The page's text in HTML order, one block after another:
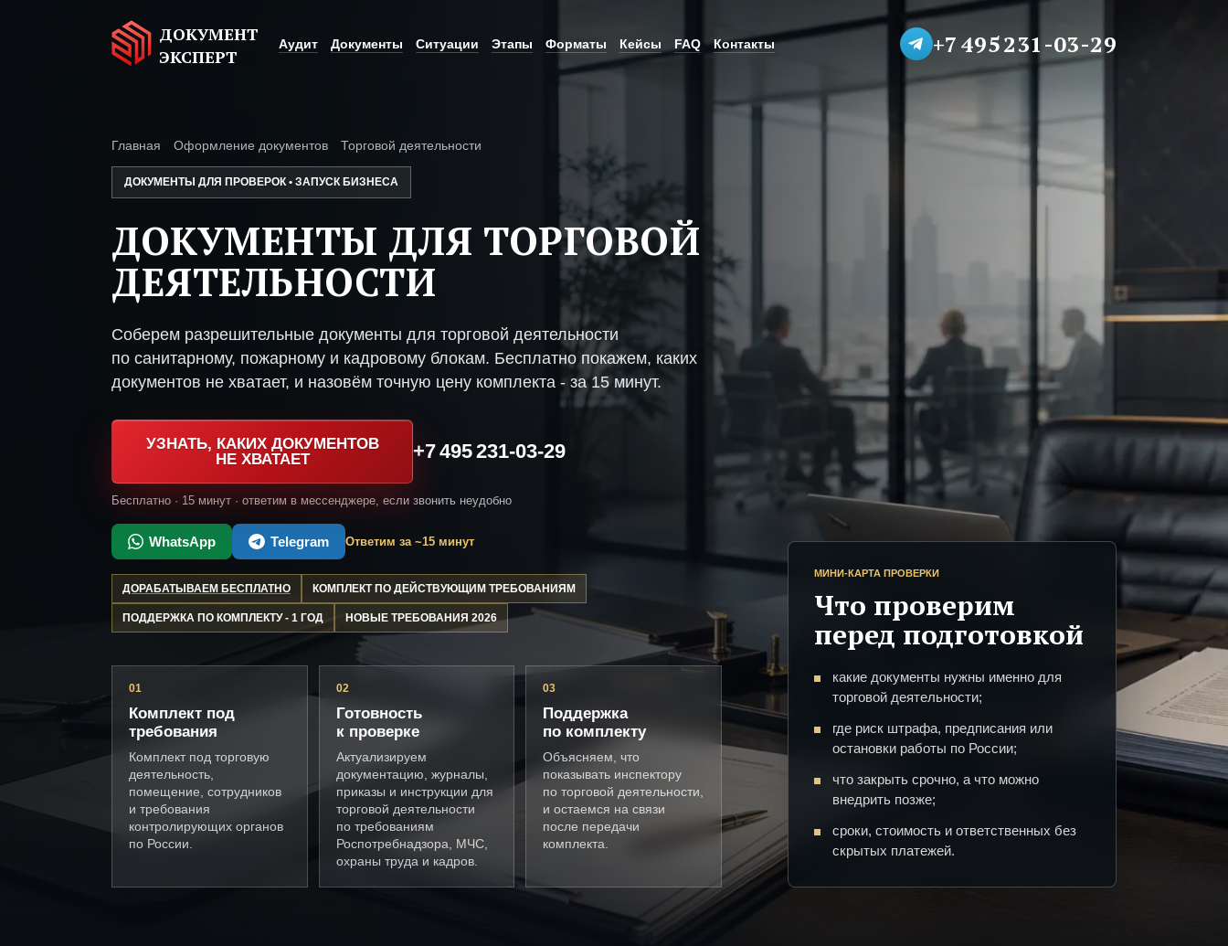
ДОКУМЕНТ
ЭКСПЕРТ
Аудит Документы Ситуации Этапы Форматы Кейсы FAQ Контакты +7 495 231-03-29
Главная Оформление документов Торговой деятельности
ДОКУМЕНТЫ ДЛЯ ПРОВЕРОК • ЗАПУСК БИЗНЕСА
ДОКУМЕНТЫ ДЛЯ ТОРГОВОЙ
ДЕЯТЕЛЬНОСТИ
Соберем разрешительные документы для торговой деятельности
по санитарному, пожарному и кадровому блокам. Бесплатно покажем, каких
документов не хватает, и назовём точную цену комплекта - за 15 минут.
УЗНАТЬ, КАКИХ ДОКУМЕНТОВ
НЕ ХВАТАЕТ
+7 495 231-03-29
Бесплатно · 15 минут · ответим в мессенджере, если звонить неудобно
WhatsApp Telegram Ответим за ~15 минут
ДОРАБАТЫВАЕМ БЕСПЛАТНО КОМПЛЕКТ ПО ДЕЙСТВУЮЩИМ ТРЕБОВАНИЯМ
ПОДДЕРЖКА ПО КОМПЛЕКТУ - 1 ГОД НОВЫЕ ТРЕБОВАНИЯ 2026
01
Комплект под
требования
Комплект под торговую
деятельность,
помещение, сотрудников
и требования
контролирующих органов
по России.
02
Готовность
к проверке
Актуализируем
документацию, журналы,
приказы и инструкции для
торговой деятельности
по требованиям
Роспотребнадзора, МЧС,
охраны труда и кадров.
03
Поддержка
по комплекту
Объясняем, что
показывать инспектору
по торговой деятельности,
и остаемся на связи
после передачи
комплекта.
МИНИ-КАРТА ПРОВЕРКИ
Что проверим
перед подготовкой
какие документы нужны именно для
торговой деятельности;
где риск штрафа, предписания или
остановки работы по России;
что закрыть срочно, а что можно
внедрить позже;
сроки, стоимость и ответственных без
скрытых платежей.